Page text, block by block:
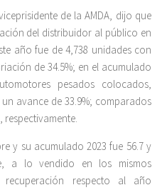
de la AMDA, dijo que
del distribuidor al público en
año fue de 4,738 unidades con
de 34.5%; en el acumulado
pesados colocados,
avance de 33.9%; comparados
respectivamente.
y su acumulado 2023 fue 56.7 y
a lo vendido en los mismos
respecto al año